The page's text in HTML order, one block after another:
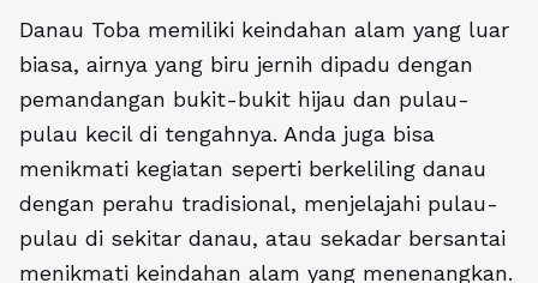
Danau Toba memiliki keindahan alam yang luar
biasa, airnya yang biru jernih dipadu dengan
pemandangan bukit-bukit hijau dan pulau-
pulau kecil di tengahnya. Anda juga bisa
menikmati kegiatan seperti berkeliling danau
dengan perahu tradisional, menjelajahi pulau-
pulau di sekitar danau, atau sekadar bersantai
menikmati keindahan alam yang menenangkan.